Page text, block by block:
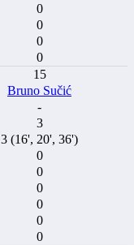
0
0
0
0
15
Bruno Sučić
-
3
3 (16', 20', 36')
0
0
0
0
0
0